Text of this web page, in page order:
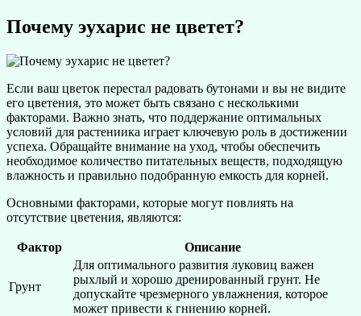
Почему эухарис не цветет?
Если ваш цветок перестал радовать бутонами и вы не видите
его цветения, это может быть связано с несколькими
факторами. Важно знать, что поддержание оптимальных
условий для растениика играет ключевую роль в достижении
успеха. Обращайте внимание на уход, чтобы обеспечить
необходимое количество питательных веществ, подходящую
влажность и правильно подобранную емкость для корней.
Основными факторами, которые могут повлиять на
отсутствие цветения, являются:
Фактор Описание
Грунт
Для оптимального развития луковиц важен
рыхлый и хорошо дренированный грунт. Не
допускайте чрезмерного увлажнения, которое
может привести к гниению корней.